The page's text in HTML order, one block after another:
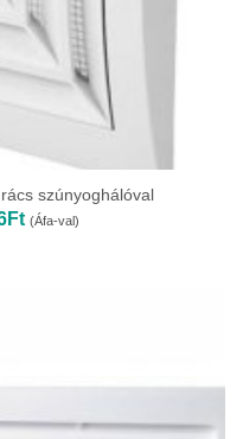
szúnyoghálóval
FtÁrtartomány:
1
(Áfa-val)